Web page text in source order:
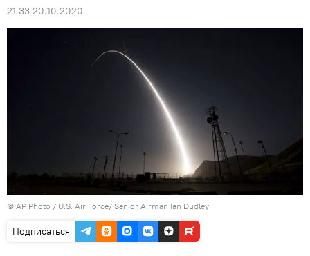
21:33 20.10.2020
© AP Photo / U.S. Air Force/ Senior Airman Ian Dudley
Подписаться